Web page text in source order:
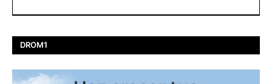
DROM1